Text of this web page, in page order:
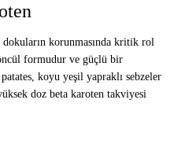
korunmasında kritik rol
formudur ve güçlü bir
koyu yeşil yapraklı sebzeler
doz beta karoten takviyesi